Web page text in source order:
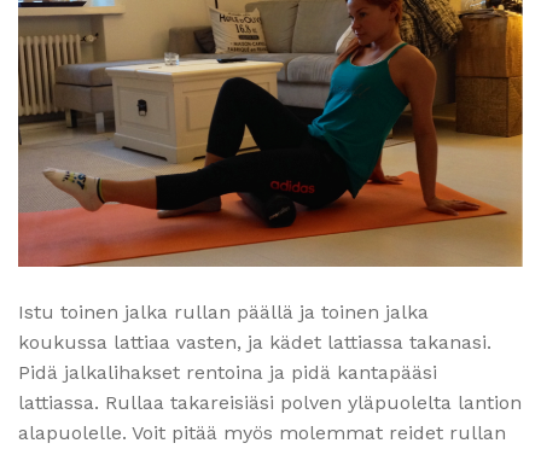
Istu toinen jalka rullan päällä ja toinen jalka
koukussa lattiaa vasten, ja kädet lattiassa takanasi.
Pidä jalkalihakset rentoina ja pidä kantapääsi
lattiassa. Rullaa takareisiäsi polven yläpuolelta lantion
alapuolelle. Voit pitää myös molemmat reidet rullan